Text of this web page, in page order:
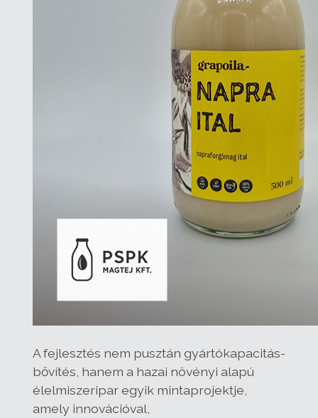
A fejlesztés nem pusztán gyártókapacitás-
bővítés, hanem a hazai növényi alapú
élelmiszeripar egyik mintaprojektje,
amely innovációval,